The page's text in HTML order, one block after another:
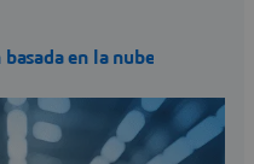
en la nube